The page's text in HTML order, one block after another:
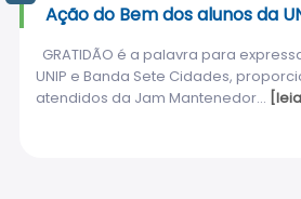
Ação do Bem dos alunos da
GRATIDÃO é a palavra para
UNIP e Banda Sete Cidades,
atendidos da Jam Mantenedor...